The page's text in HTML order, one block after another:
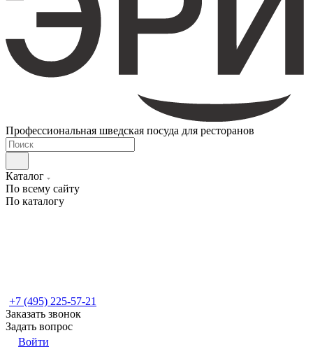
Профессиональная шведская посуда для ресторанов
Каталог
По всему сайту
По каталогу
+7 (495) 225-57-21
Заказать звонок
Задать вопрос
Войти